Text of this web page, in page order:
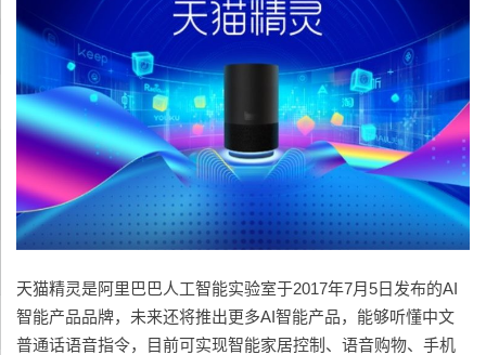
天猫精灵是阿里巴巴人工智能实验室于2017年7月5日发布的AI
智能产品品牌，未来还将推出更多AI智能产品，能够听懂中文
普通话语音指令，目前可实现智能家居控制、语音购物、手机